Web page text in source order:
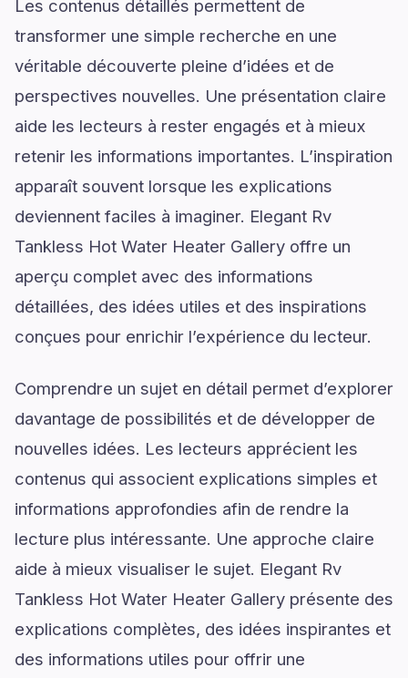
Les contenus détaillés permettent de
transformer une simple recherche en une
véritable découverte pleine d’idées et de
perspectives nouvelles. Une présentation claire
aide les lecteurs à rester engagés et à mieux
retenir les informations importantes. L’inspiration
apparaît souvent lorsque les explications
deviennent faciles à imaginer. Elegant Rv
Tankless Hot Water Heater Gallery offre un
aperçu complet avec des informations
détaillées, des idées utiles et des inspirations
conçues pour enrichir l’expérience du lecteur.
Comprendre un sujet en détail permet d’explorer
davantage de possibilités et de développer de
nouvelles idées. Les lecteurs apprécient les
contenus qui associent explications simples et
informations approfondies afin de rendre la
lecture plus intéressante. Une approche claire
aide à mieux visualiser le sujet. Elegant Rv
Tankless Hot Water Heater Gallery présente des
explications complètes, des idées inspirantes et
des informations utiles pour offrir une